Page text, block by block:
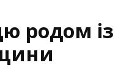
родом із